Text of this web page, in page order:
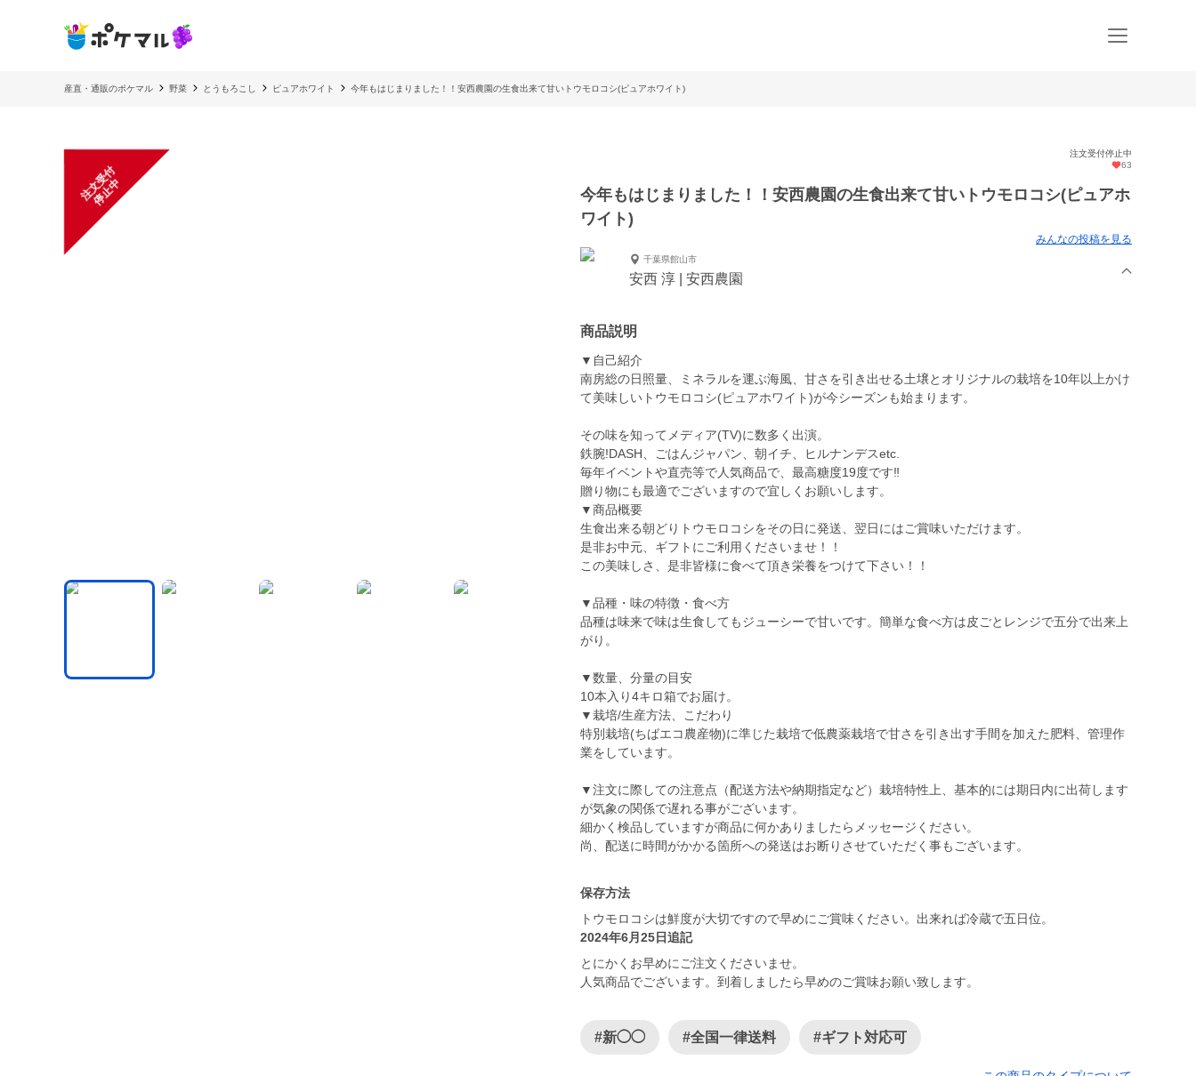
産直・通販のポケマル 野菜 とうもろこし ピュアホワイト 今年もはじまりました！！安西農園の生食出来て甘いトウモロコシ(ピュアホワイト)
注
文
受
付
停
止
中
注文受付停止中
63
今年もはじまりました！！安西農園の生食出来て甘いトウモロコシ(ピュアホ
ワイト)
みんなの投稿を見る
千葉県館山市
安西 淳 | 安西農園
商品説明
▼自己紹介
南房総の日照量、ミネラルを運ぶ海風、甘さを引き出せる土壌とオリジナルの栽培を10年以上かけ
て美味しいトウモロコシ(ピュアホワイト)が今シーズンも始まります。
その味を知ってメディア(TV)に数多く出演。
鉄腕!DASH、ごはんジャパン、朝イチ、ヒルナンデスetc.
毎年イベントや直売等で人気商品で、最高糖度19度です‼️
贈り物にも最適でございますので宜しくお願いします。
▼商品概要
生食出来る朝どりトウモロコシをその日に発送、翌日にはご賞味いただけます。
是非お中元、ギフトにご利用くださいませ！！
この美味しさ、是非皆様に食べて頂き栄養をつけて下さい！！
▼品種・味の特徴・食べ方
品種は味来で味は生食してもジューシーで甘いです。簡単な食べ方は皮ごとレンジで五分で出来上
がり。
▼数量、分量の目安
10本入り4キロ箱でお届け。
▼栽培/生産方法、こだわり
特別栽培(ちばエコ農産物)に準じた栽培で低農薬栽培で甘さを引き出す手間を加えた肥料、管理作
業をしています。
▼注文に際しての注意点（配送方法や納期指定など）栽培特性上、基本的には期日内に出荷します
が気象の関係で遅れる事がございます。
細かく検品していますが商品に何かありましたらメッセージください。
尚、配送に時間がかかる箇所への発送はお断りさせていただく事もございます。
保存方法
トウモロコシは鮮度が大切ですので早めにご賞味ください。出来れば冷蔵で五日位。
2024年6月25日追記
とにかくお早めにご注文くださいませ。
人気商品でございます。到着しましたら早めのご賞味お願い致します。
#新◯◯ #全国一律送料 #ギフト対応可